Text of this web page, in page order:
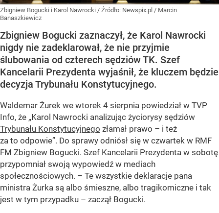
Zbigniew Bogucki i Karol Nawrocki / Źródło: Newspix.pl / Marcin
Banaszkiewicz
Zbigniew Bogucki zaznaczył, że Karol Nawrocki
nigdy nie zadeklarował, że nie przyjmie
ślubowania od czterech sędziów TK. Szef
Kancelarii Prezydenta wyjaśnił, że kluczem będzie
decyzja Trybunału Konstytucyjnego.
Waldemar Żurek we wtorek 4 sierpnia powiedział w TVP
Info, że „Karol Nawrocki analizując życiorysy sędziów
Trybunału Konstytucyjnego złamał prawo – i też
za to odpowie”. Do sprawy odniósł się w czwartek w RMF
FM Zbigniew Bogucki. Szef Kancelarii Prezydenta w sobotę
przypomniał swoją wypowiedź w mediach
społecznościowych. – Te wszystkie deklaracje pana
ministra Żurka są albo śmieszne, albo tragikomiczne i tak
jest w tym przypadku – zaczął Bogucki.